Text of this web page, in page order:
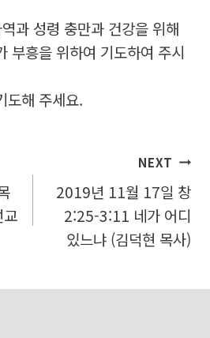
과 성령 충만과 건강을 위해
부흥을 위하여 기도하여 주시
도해 주세요.
교
NEXT
2019년 11월 17일 창
2:25-3:11 네가 어디
있느냐 (김덕현 목사)